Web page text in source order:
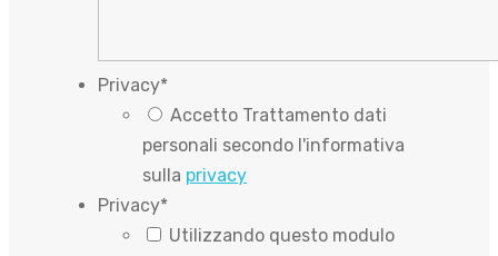
Privacy*
Accetto Trattamento dati
personali secondo l'informativa
sulla privacy
Privacy*
Utilizzando questo modulo